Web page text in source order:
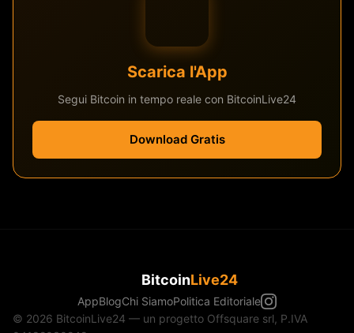
Scarica l'App
Segui Bitcoin in tempo reale con BitcoinLive24
Download Gratis
BitcoinLive24
AppBlogChi SiamoPolitica Editoriale
© 2026 BitcoinLive24 — un progetto Offsquare srl, P.IVA